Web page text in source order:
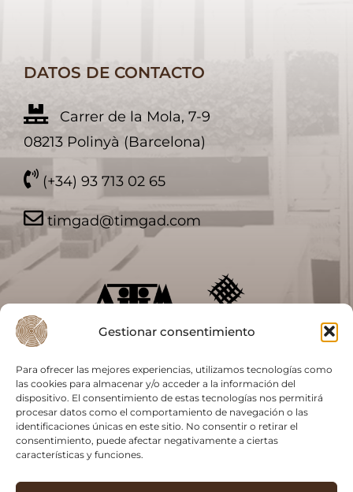
Gestionar consentimiento
Para ofrecer las mejores experiencias, utilizamos tecnologías como
las cookies para almacenar y/o acceder a la información del
dispositivo. El consentimiento de estas tecnologías nos permitirá
procesar datos como el comportamiento de navegación o las
identificaciones únicas en este sitio. No consentir o retirar el
consentimiento, puede afectar negativamente a ciertas
características y funciones.
DATOS DE CONTACTO
Carrer de la Mola, 7-9
08213 Polinyà (Barcelona)
(+34) 93 713 02 65
timgad@timgad.com